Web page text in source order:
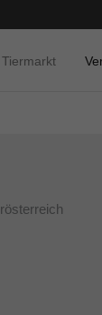
Tiermarkt